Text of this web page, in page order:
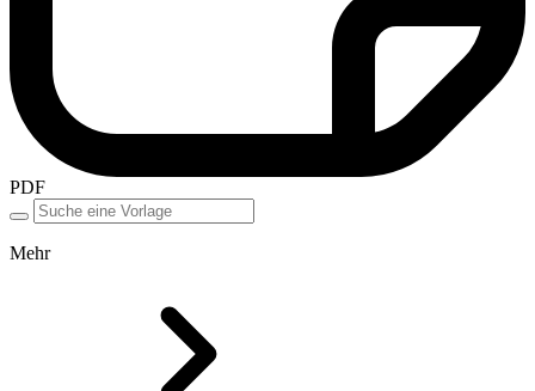
PDF
Mehr